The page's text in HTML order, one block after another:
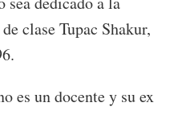
clase Tupac Shakur,
es un docente y su ex